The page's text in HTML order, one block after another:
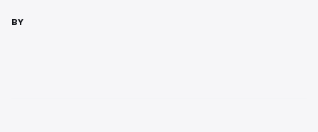
menyampaikan cerita yang relevan dan menyentuh,
BY